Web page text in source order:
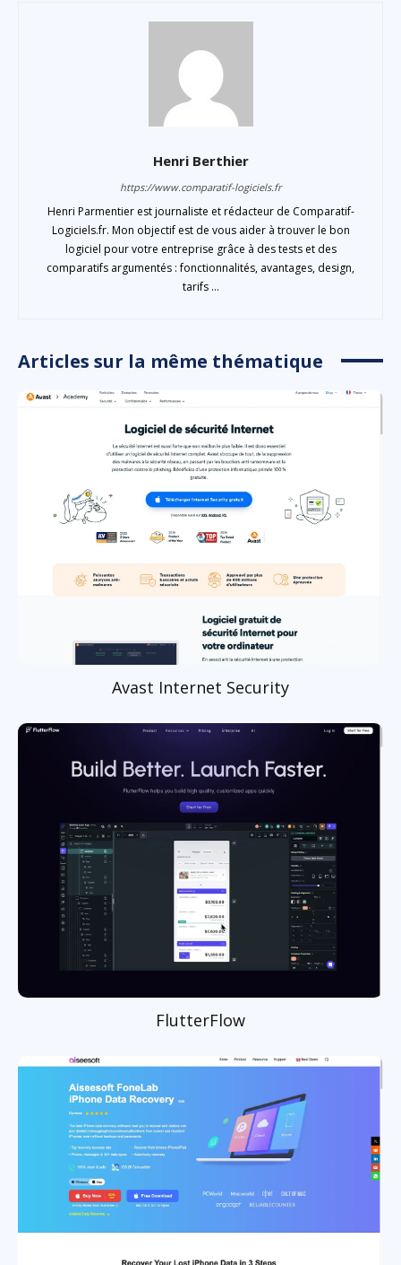
Henri Berthier
https://www.comparatif-logiciels.fr
Henri Parmentier est journaliste et rédacteur de Comparatif-
Logiciels.fr. Mon objectif est de vous aider à trouver le bon
logiciel pour votre entreprise grâce à des tests et des
comparatifs argumentés : fonctionnalités, avantages, design,
tarifs ...
Articles sur la même thématique
Avast Internet Security
FlutterFlow